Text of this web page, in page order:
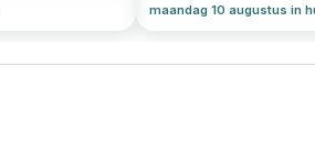
maandag 10 augustus in